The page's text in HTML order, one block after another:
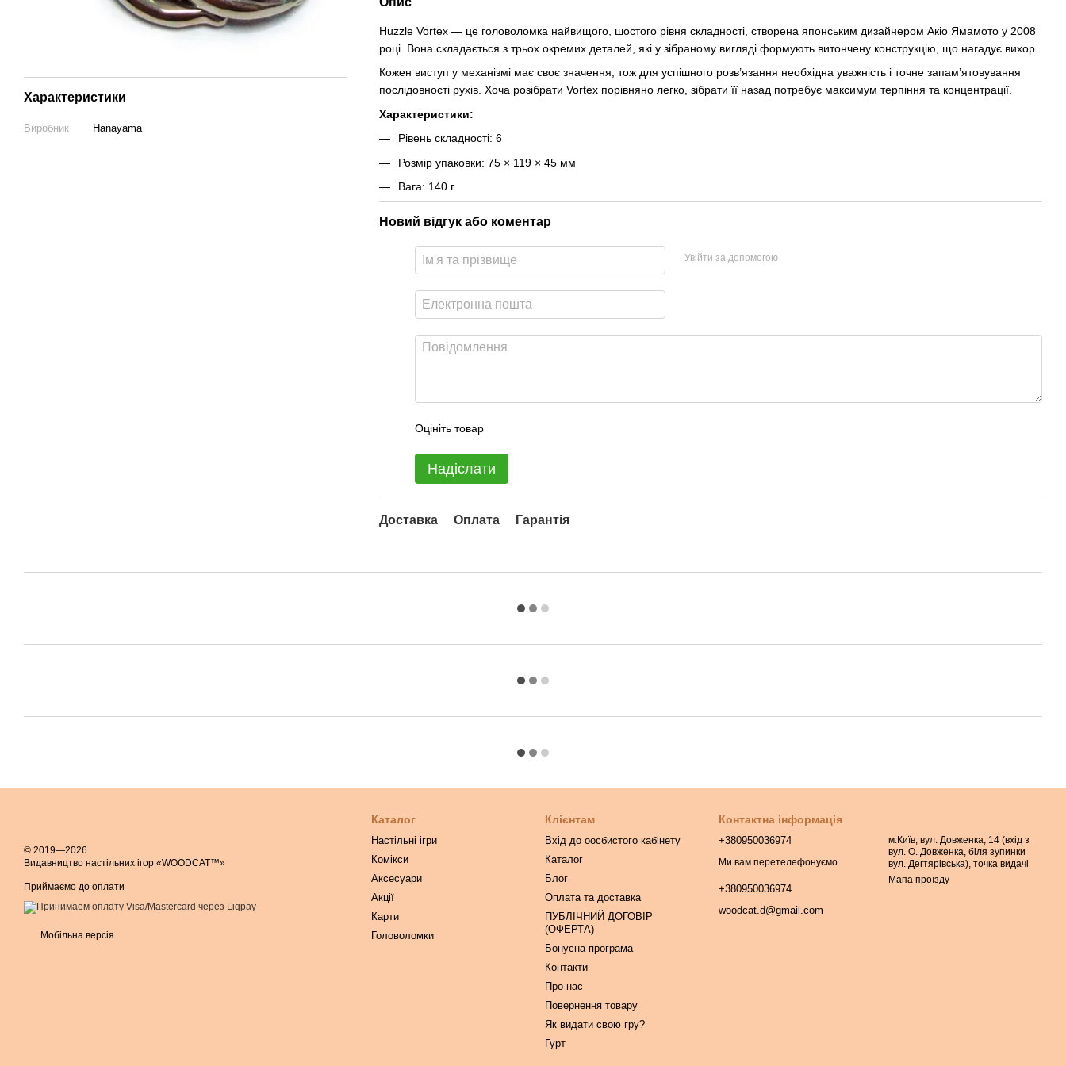
Характеристики
Виробник Hanayama
Huzzle Vortex — це головоломка найвищого, шостого рівня складності, створена японським дизайнером Акіо Ямамото у 2008
році. Вона складається з трьох окремих деталей, які у зібраному вигляді формують витончену конструкцію, що нагадує вихор.
Кожен виступ у механізмі має своє значення, тож для успішного розв’язання необхідна уважність і точне запам’ятовування
послідовності рухів. Хоча розібрати Vortex порівняно легко, зібрати її назад потребує максимум терпіння та концентрації.
Характеристики:
Рівень складності: 6
Розмір упаковки: 75 × 119 × 45 мм
Вага: 140 г
Новий відгук або коментар
Увійти за допомогою
Оцініть товар
Надіслати
Доставка Оплата Гарантія
© 2019—2026
Видавництво настільних ігор «WOODCAT™»
Приймаємо до оплати
Мобільна версія
Каталог
Настільні ігри
Комікси
Аксесуари
Акції
Карти
Головоломки
Клієнтам
Вхід до оосбистого кабінету
Каталог
Блог
Оплата та доставка
ПУБЛІЧНИЙ ДОГОВІР
(ОФЕРТА)
Бонусна програма
Контакти
Про нас
Повернення товару
Як видати свою гру?
Гурт
Контактна інформація
+380950036974
Ми вам перетелефонуємо
+380950036974
woodcat.d@gmail.com
м.Київ, вул. Довженка, 14 (вхід з
вул. О. Довженка, біля зупинки
вул. Дегтярівська), точка видачі
Мапа проїзду